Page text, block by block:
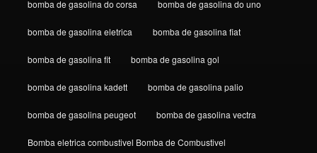
bomba de gasolina do corsa bomba de gasolina do uno
bomba de gasolina eletrica bomba de gasolina fiat
bomba de gasolina fit bomba de gasolina gol
bomba de gasolina kadett bomba de gasolina palio
bomba de gasolina peugeot bomba de gasolina vectra
Bomba eletrica combustivel Bomba de Combustivel